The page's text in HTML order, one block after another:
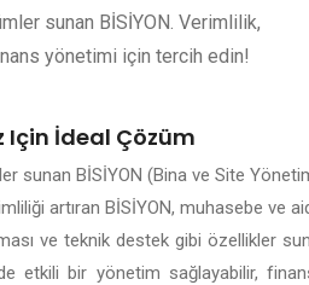
sunan BİSİYON. Verimlilik,
yönetimi için tercih edin!
İdeal Çözüm
sunan BİSİYON (Bina ve Site
artıran BİSİYON, muhasebe ve
ve teknik destek gibi özellikler
etkili bir yönetim sağlayabilir,